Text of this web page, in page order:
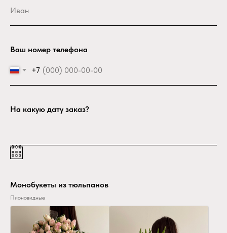
Ваш номер телефона
+7
На какую дату заказ?
Монобукеты из тюльпанов
Пионовидные